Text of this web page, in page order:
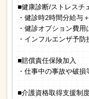
■健康診断/ストレスチ
・健診時2時間分給与
・健診オプション費
・インフルエンザ予
■賠償責任保険加入
・仕事中の事故や破
■介護資格取得支援制